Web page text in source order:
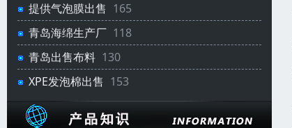
提供气泡膜出售 165
青岛海绵生产厂 118
青岛出售布料 130
XPE发泡棉出售 153